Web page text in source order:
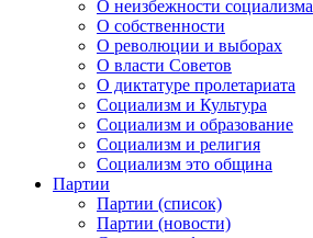
О неизбежности социализма
О собственности
О революции и выборах
О власти Советов
О диктатуре пролетариата
Социализм и Культура
Социализм и образование
Социализм и религия
Социализм это община
Партии
Партии (список)
Партии (новости)